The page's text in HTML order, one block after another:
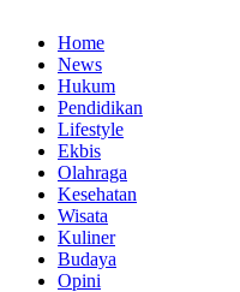
Home
News
Hukum
Pendidikan
Lifestyle
Ekbis
Olahraga
Kesehatan
Wisata
Kuliner
Budaya
Opini